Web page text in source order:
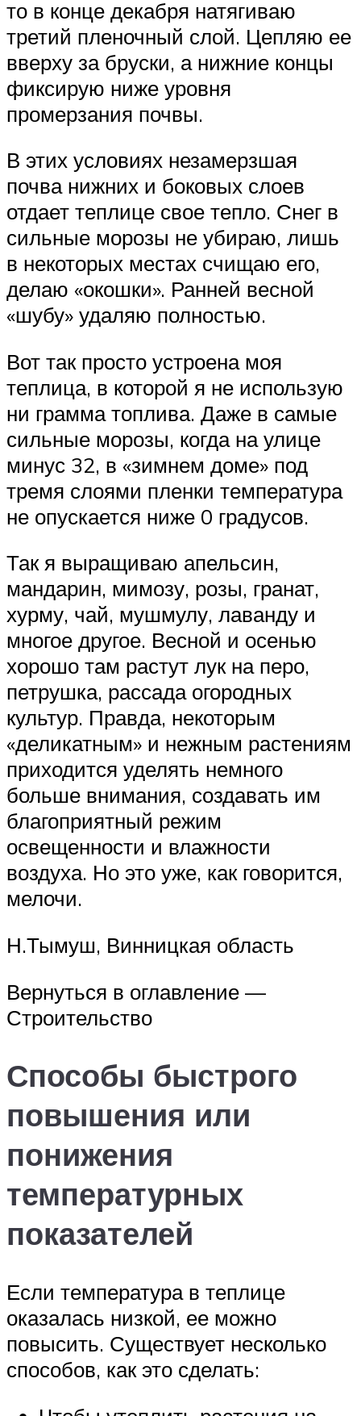
то в конце декабря натягиваю
третий пленочный слой. Цепляю ее
вверху за бруски, а нижние концы
фиксирую ниже уровня
промерзания почвы.
В этих условиях незамерзшая
почва нижних и боковых слоев
отдает теплице свое тепло. Снег в
сильные морозы не убираю, лишь
в некоторых местах счищаю его,
делаю «окошки». Ранней весной
«шубу» удаляю полностью.
Вот так просто устроена моя
теплица, в которой я не использую
ни грамма топлива. Даже в самые
сильные морозы, когда на улице
минус 32, в «зимнем доме» под
тремя слоями пленки температура
не опускается ниже 0 градусов.
Так я выращиваю апельсин,
мандарин, мимозу, розы, гранат,
хурму, чай, мушмулу, лаванду и
многое другое. Весной и осенью
хорошо там растут лук на перо,
петрушка, рассада огородных
культур. Правда, некоторым
«деликатным» и нежным растениям
приходится уделять немного
больше внимания, создавать им
благоприятный режим
освещенности и влажности
воздуха. Но это уже, как говорится,
мелочи.
Н.Тымуш, Винницкая область
Вернуться в оглавление —
Строительство
Способы быстрого
повышения или
понижения
температурных
показателей
Если температура в теплице
оказалась низкой, ее можно
повысить. Существует несколько
способов, как это сделать: